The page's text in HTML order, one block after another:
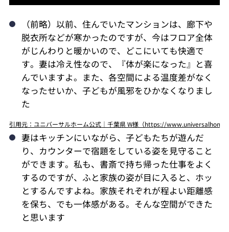
（前略）以前、住んでいたマンションは、廊下や
脱衣所などが寒かったのですが、今はフロア全体
がじんわりと暖かいので、どこにいても快適で
す。妻は冷え性なので、『体が楽になった』と喜
んでいますよ。また、各空間による温度差がなく
なったせいか、子どもが風邪をひかなくなりまし
た
引用元：ユニバーサルホーム公式｜千葉県 W様（https://
妻はキッチンにいながら、子どもたちが遊んだ
り、カウンターで宿題をしている姿を見守ること
ができます。私も、書斎で持ち帰った仕事をよく
するのですが、ふと家族の姿が目に入ると、ホッ
とするんですよね。家族それぞれが程よい距離感
を保ち、でも一体感がある。そんな空間ができた
と思います